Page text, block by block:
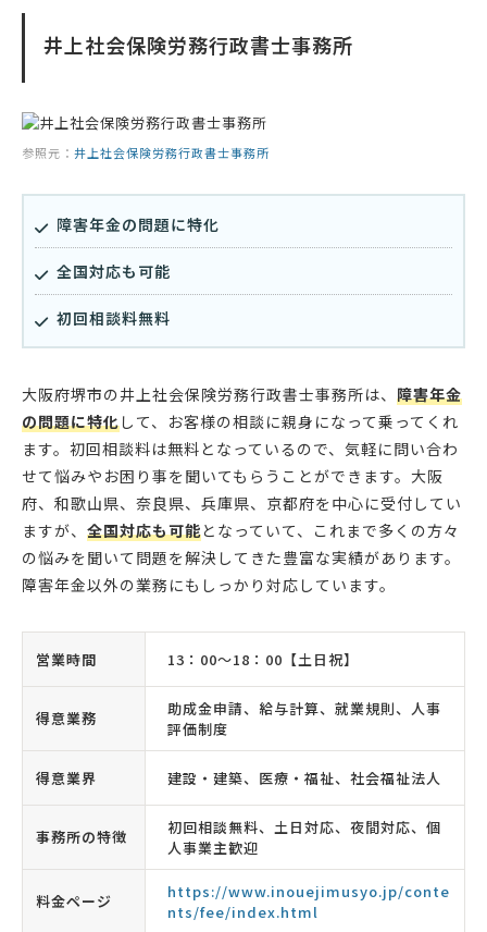
井上社会保険労務行政書士事務所
参照元： 井上社会保険労務行政書士事務所
障害年金の問題に特化
全国対応も可能
初回相談料無料
大阪府堺市の井上社会保険労務行政書士事務所は、 障害年金
の問題に特化して、お客様の相談に親身になって乗ってくれ
ます。初回相談料は無料となっているので、気軽に問い合わ
せて悩みやお困り事を聞いてもらうことができます。大阪
府、和歌山県、奈良県、兵庫県、京都府を中心に受付してい
ますが、 全国対応も可能となっていて、これまで多くの方々
の悩みを聞いて問題を解決してきた豊富な実績があります。
障害年金以外の業務にもしっかり対応しています。
営業時間 13：00〜18：00【土日祝】
得意業務
助成金申請、給与計算、就業規則、人事
評価制度
得意業界 建設・建築、医療・福祉、社会福祉法人
事務所の特徴
初回相談無料、土日対応、夜間対応、個
人事業主歓迎
料金ページ
https://www.inouejimusyo.jp/conte
nts/fee/index.html